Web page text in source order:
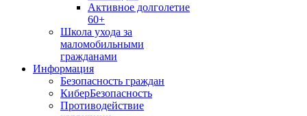
Активное долголетие
60+
Школа ухода за
маломобильными
гражданами
Информация
Безопасность граждан
КиберБезопасность
Противодействие